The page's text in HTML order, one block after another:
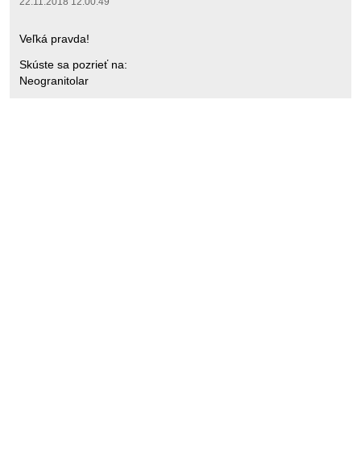
Veľká pravda!
Skúste sa pozrieť na:
Neogranitolar